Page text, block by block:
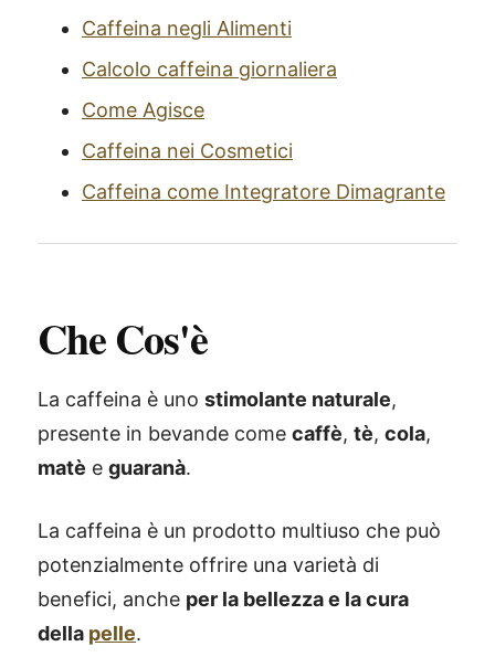
Caffeina negli Alimenti
Calcolo caffeina giornaliera
Come Agisce
Caffeina nei Cosmetici
Caffeina come Integratore Dimagrante
Che Cos'è
La caffeina è uno stimolante naturale,
presente in bevande come caffè, tè, cola,
matè e guaranà.
La caffeina è un prodotto multiuso che può
potenzialmente offrire una varietà di
benefici, anche per la bellezza e la cura
della pelle.